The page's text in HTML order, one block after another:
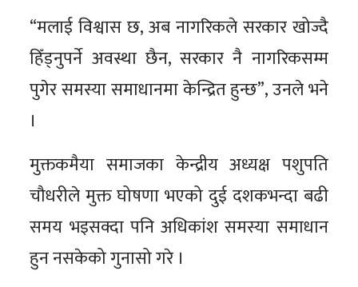
“मलाई विश्वास छ, अब नागरिकले सरकार खोज्दै
हिँड्नुपर्ने अवस्था छैन, सरकार नै नागरिकसम्म
पुगेर समस्या समाधानमा केन्द्रित हुन्छ”, उनले भने
।
मुक्तकमैया समाजका केन्द्रीय अध्यक्ष पशुपति
चौधरीले मुक्त घोषणा भएको दुई दशकभन्दा बढी
समय भइसक्दा पनि अधिकांश समस्या समाधान
हुन नसकेको गुनासो गरे ।